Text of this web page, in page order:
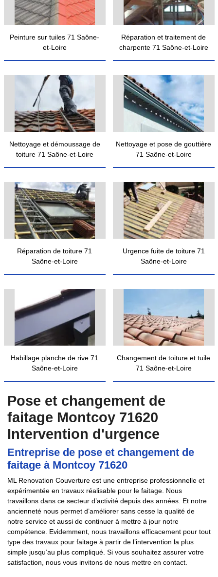
Peinture sur tuiles 71 Saône-
et-Loire
Réparation et traitement de
charpente 71 Saône-et-Loire
Nettoyage et démoussage de
toiture 71 Saône-et-Loire
Nettoyage et pose de gouttière
71 Saône-et-Loire
Réparation de toiture 71
Saône-et-Loire
Urgence fuite de toiture 71
Saône-et-Loire
Habillage planche de rive 71
Saône-et-Loire
Changement de toiture et tuile
71 Saône-et-Loire
Pose et changement de
faitage Montcoy 71620
Intervention d'urgence
Entreprise de pose et changement de
faitage à Montcoy 71620
ML Renovation Couverture est une entreprise professionnelle et
expérimentée en travaux réalisable pour le faitage. Nous
travaillons dans ce secteur d’activité depuis des années. Et notre
ancienneté nous permet d’améliorer sans cesse la qualité de
notre service et aussi de continuer à mettre à jour notre
compétence. Evidemment, nous travaillons efficacement pour tout
type des travaux pour faitage à partir de l’intervention la plus
simple jusqu’au plus compliqué. Si vous souhaitez assurer votre
satisfaction, nous vous invitons de nous mettre en contact.